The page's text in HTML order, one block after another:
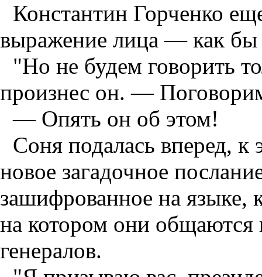
Константин Горченко
выражение лица — как бы
"Но не будем говорить
произнес он. —
— Опять он об этом!
Соня подалась вперед,
новое загадочное
зашифрованное на языке,
на котором они общаются
генералов.